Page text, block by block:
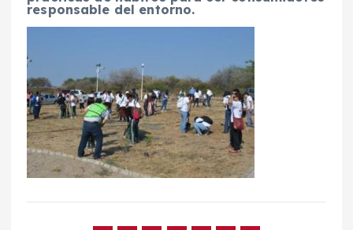
responsable del entorno.